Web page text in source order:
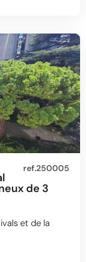
ref.250005
de 3
et de la